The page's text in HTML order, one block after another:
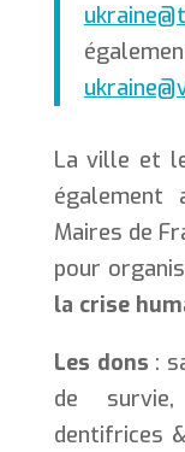
La ville et le
également
Maires de
pour
la crise
Les dons :
de
dentifrices